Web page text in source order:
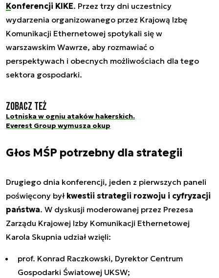
Konferencji KIKE. Przez trzy dni uczestnicy
wydarzenia organizowanego przez Krajową Izbę
Komunikacji Ethernetowej spotykali się w
warszawskim Wawrze, aby rozmawiać o
perspektywach i obecnych możliwościach dla tego
sektora gospodarki.
Zobacz też
Lotniska w ogniu ataków hakerskich.
Everest Group wymusza okup
Głos MŚP potrzebny dla strategii
Drugiego dnia konferencji, jeden z pierwszych paneli
poświęcony był kwestii strategii rozwoju i cyfryzacji
państwa. W dyskusji moderowanej przez Prezesa
Zarządu Krajowej Izby Komunikacji Ethernetowej
Karola Skupnia udział wzięli:
prof. Konrad Raczkowski, Dyrektor Centrum
Gospodarki Światowej UKSW;